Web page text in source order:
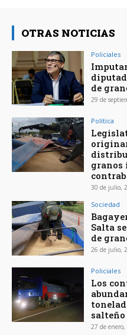
OTRAS NOTICIAS
Policiales
de
29 de
Política
granos
30 de julio,
Sociedad
Salta
de
26 de julio,
Policiales
Los
salteño
27 de